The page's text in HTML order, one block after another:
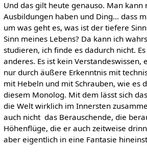
Und das gilt heute genauso. Man kann
Ausbildungen haben und Ding… dass
um was geht es, was ist der tiefere
Sinn meines Lebens? Da kann ich
studieren, ich finde es dadurch nicht.
anderes. Es ist kein Verstandeswissen,
nur durch äußere Erkenntnis mit
mit Hebeln und mit Schrauben, wie es
diesem Monolog. Mit dem lässt sich
die Welt wirklich im Innersten
auch nicht das Berauschende, die
Höhenflüge, die er auch zeitweise
aber eigentlich in eine Fantasie